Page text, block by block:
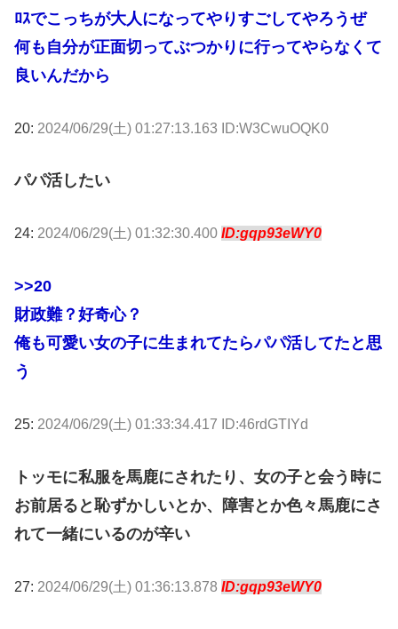
ﾛｽでこっちが大人になってやりすごしてやろうぜ
何も自分が正面切ってぶつかりに行ってやらなくて
良いんだから
20: 2024/06/29(土) 01:27:13.163 ID:W3CwuOQK0
パパ活したい
24: 2024/06/29(土) 01:32:30.400 ID:gqp93eWY0
>>20
財政難？好奇心？
俺も可愛い女の子に生まれてたらパパ活してたと思
う
25: 2024/06/29(土) 01:33:34.417 ID:46rdGTIYd
トッモに私服を馬鹿にされたり、女の子と会う時に
お前居ると恥ずかしいとか、障害とか色々馬鹿にさ
れて一緒にいるのが辛い
27: 2024/06/29(土) 01:36:13.878 ID:gqp93eWY0